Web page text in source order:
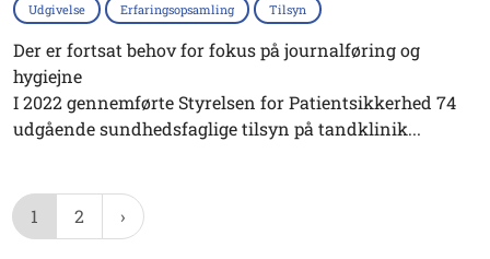
Udgivelse Erfaringsopsamling Tilsyn
Der er fortsat behov for fokus på journalføring og
hygiejne
I 2022 gennemførte Styrelsen for Patientsikkerhed 74
udgående sundhedsfaglige tilsyn på tandklinik...
1 2